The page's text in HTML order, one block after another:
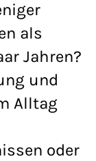
als
Jahren?
und
Alltag
oder